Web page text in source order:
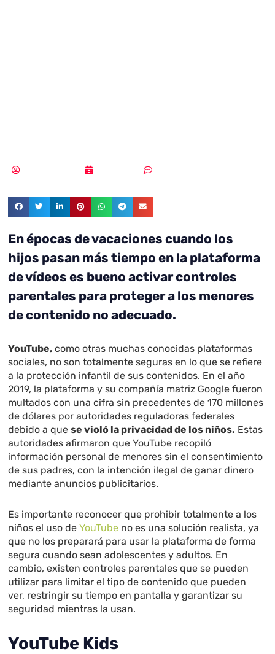
En épocas de vacaciones cuando los
hijos pasan más tiempo en la plataforma
de vídeos es bueno activar controles
parentales para proteger a los menores
de contenido no adecuado.
YouTube, como otras muchas conocidas plataformas
sociales, no son totalmente seguras en lo que se refiere
a la protección infantil de sus contenidos. En el año
2019, la plataforma y su compañía matriz Google fueron
multados con una cifra sin precedentes de 170 millones
de dólares por autoridades reguladoras federales
debido a quese violó la privacidad de los niños. Estas
autoridades afirmaron que YouTube recopiló
información personal de menores sin el consentimiento
de sus padres, con la intención ilegal de ganar dinero
mediante anuncios publicitarios.
Es importante reconocer que prohibir totalmente a los
niños el uso deYouTube no es una solución realista, ya
que no los preparará para usar la plataforma de forma
segura cuando sean adolescentes y adultos. En
cambio, existen controles parentales que se pueden
utilizar para limitar el tipo de contenido que pueden
ver, restringir su tiempo en pantalla y garantizar su
seguridad mientras la usan.
YouTube Kids